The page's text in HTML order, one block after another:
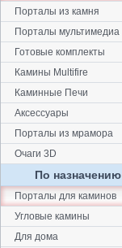
Порталы из камня
Порталы мультимедиа
Готовые комплекты
Камины Multifire
Каминные Печи
Аксессуары
Порталы из мрамора
Очаги 3D
По назначению
Порталы для каминов
Угловые камины
Для дома